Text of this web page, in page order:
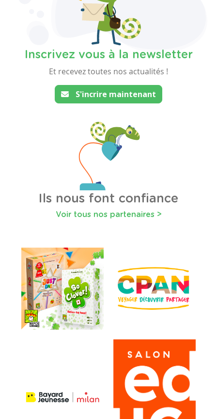
Inscrivez vous à la newsletter
Et recevez toutes nos actualités !
S'incrire maintenant
Ils nous font confiance
Voir tous nos partenaires >